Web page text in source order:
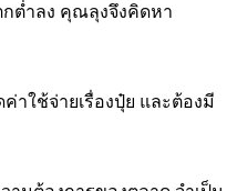
กต่ำลง คุณลุงจึงคิดหา
าใช้จ่ายเรื่องปุ๋ย และต้องมี